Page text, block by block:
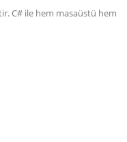
C# ile hem masaüstü hem